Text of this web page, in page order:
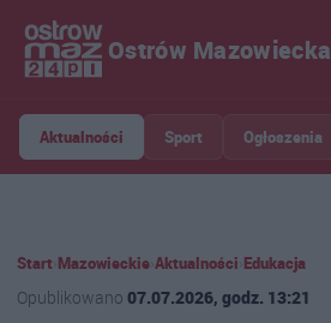
Ostrów Mazowiecka
Aktualności Sport Ogłoszenia
Start Mazowieckie Aktualności Edukacja
Opublikowano 07.07.2026, godz. 13:21